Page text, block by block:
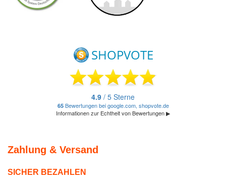
Zahlung & Versand
SICHER BEZAHLEN